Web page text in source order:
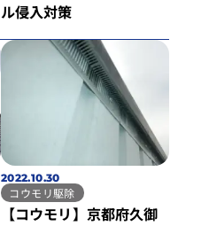
ル侵入対策
2022.10.30
コウモリ駆除
【コウモリ】京都府久御